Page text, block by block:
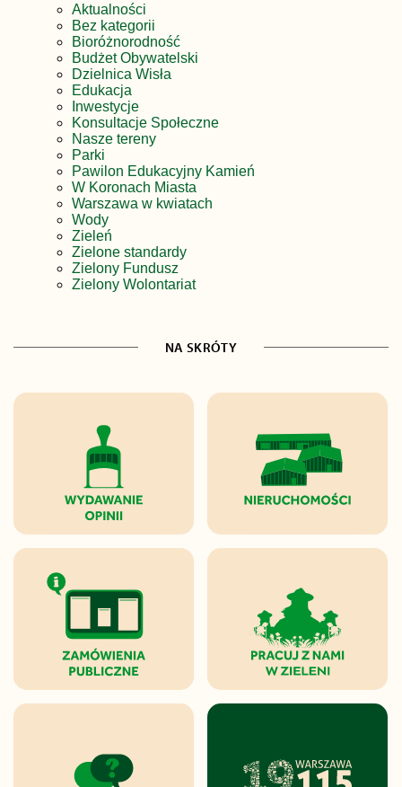
Aktualności
Bez kategorii
Bioróżnorodność
Budżet Obywatelski
Dzielnica Wisła
Edukacja
Inwestycje
Konsultacje Społeczne
Nasze tereny
Parki
Pawilon Edukacyjny Kamień
W Koronach Miasta
Warszawa w kwiatach
Wody
Zieleń
Zielone standardy
Zielony Fundusz
Zielony Wolontariat
NA SKRÓTY